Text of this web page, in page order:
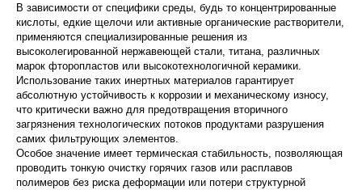
В зависимости от специфики среды, будь то концентрированные
кислоты, едкие щелочи или активные органические растворители,
применяются специализированные решения из
высоколегированной нержавеющей стали, титана, различных
марок фторопластов или высокотехнологичной керамики.
Использование таких инертных материалов гарантирует
абсолютную устойчивость к коррозии и механическому износу,
что критически важно для предотвращения вторичного
загрязнения технологических потоков продуктами разрушения
самих фильтрующих элементов.
Особое значение имеет термическая стабильность, позволяющая
проводить тонкую очистку горячих газов или расплавов
полимеров без риска деформации или потери структурной